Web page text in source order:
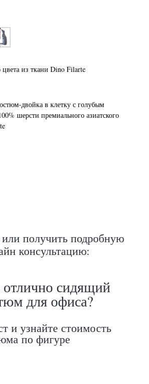
из ткани Dino Filarte
двойка в клетку с голубым
шерсти премиального азиатского
или получить подробную
консультацию:
именно вам?
правильно пошитый
в удобном
Telegram
офиса?